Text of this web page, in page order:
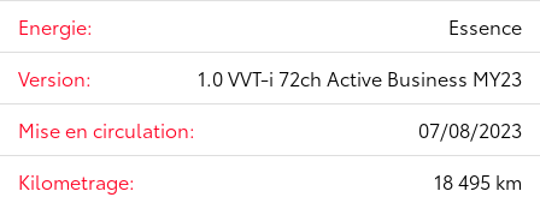
Energie:
Essence
Version:
1.0 VVT-i 72ch Active Business MY23
Mise en circulation:
07/08/2023
Kilometrage:
18 495 km